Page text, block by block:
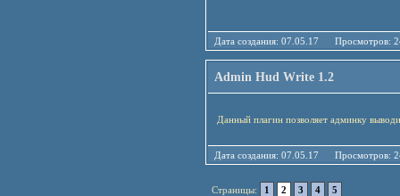
Дата создания: 07.05.17
Admin Hud Write 1.2
Данный плагин позволяет админку
Дата создания: 07.05.17
Страницы: 1 2 3 4 5